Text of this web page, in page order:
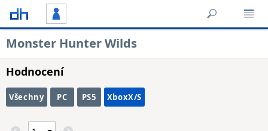
Monster Hunter Wilds
Hodnocení
Všechny PC PS5 XboxX/S